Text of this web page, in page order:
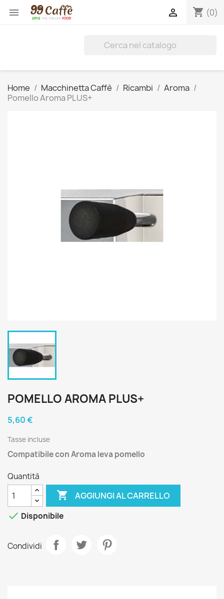
 shopping_cart (0)

Home Macchinetta Caffè Ricambi
Aroma
Pomello Aroma PLUS+
POMELLO AROMA PLUS+
5,60 €
Tasse incluse
Compatibile con Aroma leva pomello
Quantità
 AGGIUNGI AL CARRELLO
 Disponibile
Condividi